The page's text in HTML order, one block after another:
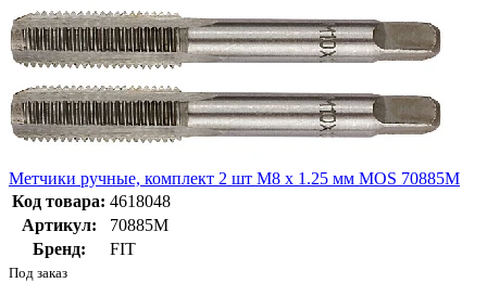
Метчики ручные, комплект 2 шт М8 х 1.25 мм MOS 70885М
Код товара: 4618048
Артикул:
70885М
Бренд:
FIT
Под заказ